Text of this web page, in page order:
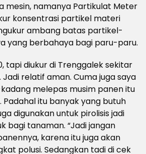
mesin, namanya Partikulat Meter
konsentrasi partikel materi
ambang batas partikel-
yang berbahaya bagi paru-paru.
tapi diukur di Trenggalek sekitar
Jadi relatif aman. Cuma juga saya
melepas musim panen itu
itu banyak yang butuh
digunakan untuk pirolisis jadi
bagi tanaman. “Jadi jangan
karena itu juga akan
polusi. Sedangkan tadi di cek